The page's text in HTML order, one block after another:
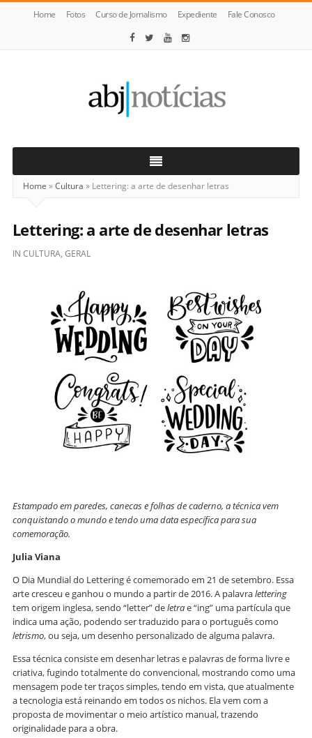
Home Fotos Curso de Jornalismo Expediente Fale Conosco
Notícias
Home »Cultura » Lettering: a arte de desenhar letras
Lettering: a arte de desenhar letras
IN CULTURA, GERAL
Estampado em paredes, canecas e folhas de caderno, a técnica vem
conquistando o mundo e tendo uma data específica para sua
comemoração.
Julia Viana
O Dia Mundial do Lettering é comemorado em 21 de setembro. Essa
arte cresceu e ganhou o mundo a partir de 2016. A palavralettering
tem origem inglesa, sendo “letter” deletrae “ing” uma partícula que
indica uma ação, podendo ser traduzido para o português como
letrismo, ou seja, um desenho personalizado de alguma palavra.
Essa técnica consiste em desenhar letras e palavras de forma livre e
criativa, fugindo totalmente do convencional, mostrando como uma
mensagem pode ter traços simples, tendo em vista, que atualmente
a tecnologia está reinando em todos os nichos. Ela vem com a
proposta de movimentar o meio artístico manual, trazendo
originalidade para a obra.